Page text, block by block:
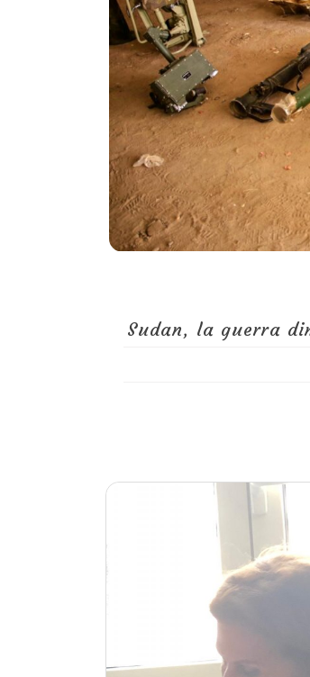
Sudan, la guerra
In Stampa
LEGA,
REFERENTE
DELLE PARI
26 Maggio 2026
lega pari opportunità